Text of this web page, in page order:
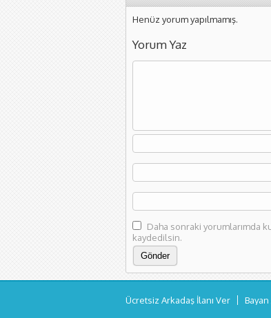
Henüz yorum yapılmamış.
Yorum Yaz
Daha sonraki yorumlarımda
kaydedilsin.
Ücretsiz Arkadaş İlanı Ver